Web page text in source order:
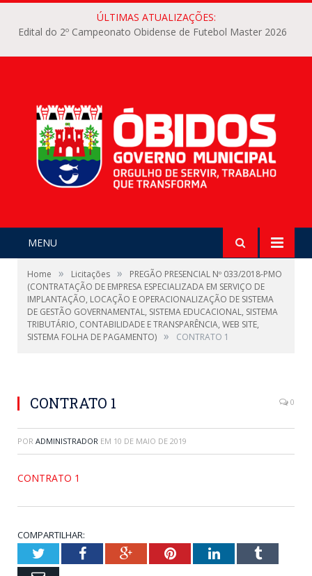
ÚLTIMAS ATUALIZAÇÕES:
Edital do 2º Campeonato Obidense de Futebol Master 2026
MENU
Home » Licitações »
PREGÃO PRESENCIAL Nº 033/2018-PMO
(CONTRATAÇÃO DE EMPRESA ESPECIALIZADA EM SERVIÇO DE
IMPLANTAÇÃO, LOCAÇÃO E OPERACIONALIZAÇÃO DE SISTEMA
DE GESTÃO GOVERNAMENTAL, SISTEMA EDUCACIONAL, SISTEMA
TRIBUTÁRIO, CONTABILIDADE E TRANSPARÊNCIA, WEB SITE,
SISTEMA FOLHA DE PAGAMENTO) » CONTRATO 1
CONTRATO 1 0
POR ADMINISTRADOR EM 10 DE MAIO DE 2019
CONTRATO 1
COMPARTILHAR:
TwitterFacebookGoogle+PinterestLinkedInTumblr